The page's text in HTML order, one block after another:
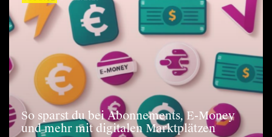
So sparst du bei Abonnements, E-Money
und mehr mit digitalen Marktplätzen